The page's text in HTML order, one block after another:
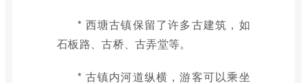
* 西塘古镇保留了许多古建筑，如
石板路、古桥、古弄堂等。
* 古镇内河道纵横，游客可以乘坐